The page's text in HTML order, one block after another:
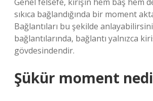
sıkıca bağlandığında bir moment
Bağlantıları bu şekilde
bağlantılarında, bağlantı yalnızca
gövdesindendir.
Şükür moment